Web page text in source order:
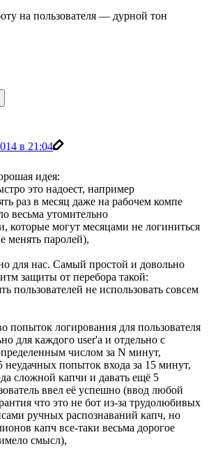
на пользователя — дурной тон
в 21:04
идея:
это надоест, например
раз в месяц даже на рабочем компе
весьма утомительно
которые могут месяцами не логиниться
менять паролей),
для нас. Самый простой и довольно
защиты от перебора такой:
пользователей не использовать совсем
попыток логирования для пользователя
для каждого user'a и отдельно с
числом за N минут,
неудачных попыток входа за 15 минут,
сложной капчи и давать ещё 5
ввел её успешно (ввод любой
что это не бот из-за трудолюбивых
ручных распознаваний капч, но
капч все-таки весьма дорогое
смысл),